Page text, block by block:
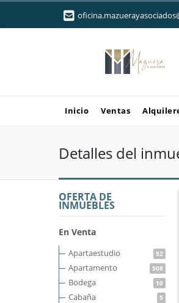
Inicio Ventas
Detalles del
OFERTA DE
INMUEBLES
En Venta
Apartaestudio 52
Apartamento 508
Bodega 10
Cabaña 5